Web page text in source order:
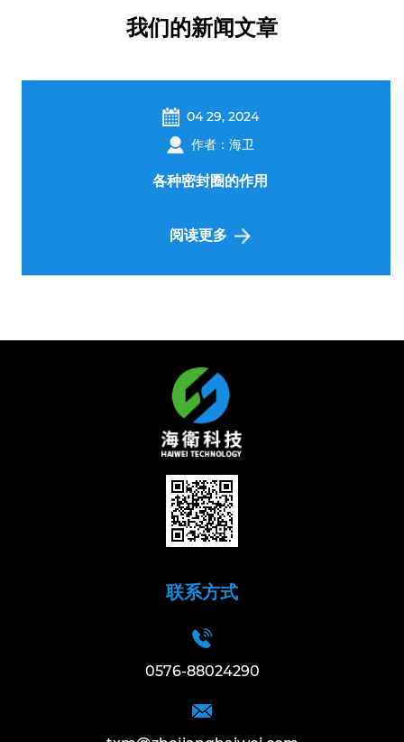
我们的新闻文章
04 29, 2024
作者：海卫
各种密封圈的作用
阅读更多
联系方式
0576-88024290